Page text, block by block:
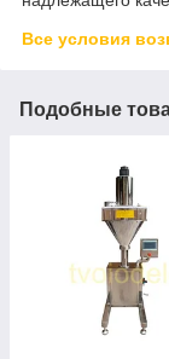
Все условия
Подобные